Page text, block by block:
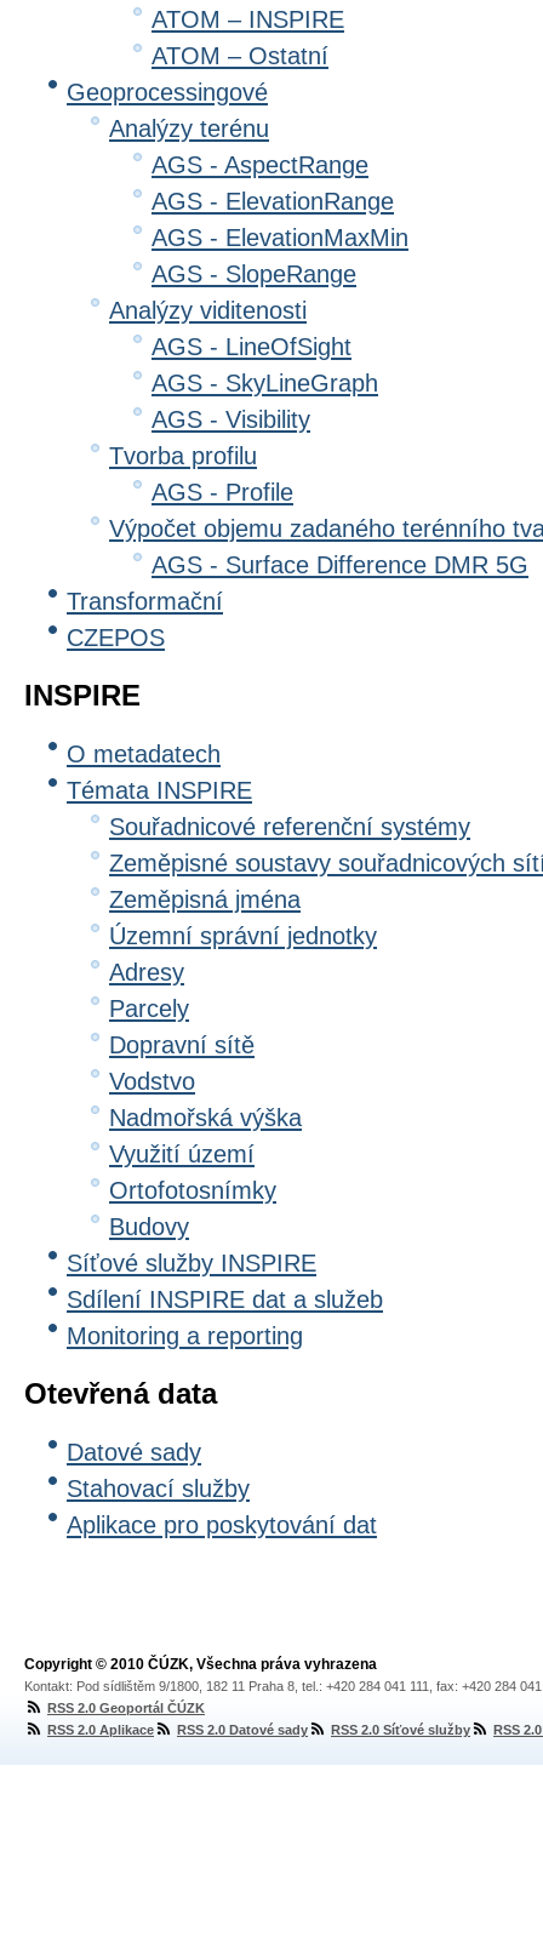
ATOM – INSPIRE
ATOM – Ostatní
Geoprocessingové
Analýzy terénu
AGS - AspectRange
AGS - ElevationRange
AGS - ElevationMaxMin
AGS - SlopeRange
Analýzy viditenosti
AGS - LineOfSight
AGS - SkyLineGraph
AGS - Visibility
Tvorba profilu
AGS - Profile
Výpočet objemu zadaného terénního
AGS - Surface Difference DMR 5G
Transformační
CZEPOS
INSPIRE
O metadatech
Témata INSPIRE
Souřadnicové referenční systémy
Zeměpisné soustavy souřadnicových
Zeměpisná jména
Územní správní jednotky
Adresy
Parcely
Dopravní sítě
Vodstvo
Nadmořská výška
Využití území
Ortofotosnímky
Budovy
Síťové služby INSPIRE
Sdílení INSPIRE dat a služeb
Monitoring a reporting
Otevřená data
Datové sady
Stahovací služby
Aplikace pro poskytování dat
Copyright © 2010 ČÚZK, Všechna práva vyhrazena
Kontakt: Pod sídlištěm 9/1800, 182 11 Praha 8, tel.: +420 284 041 111, fax: +420 284
RSS 2.0 Geoportál ČÚZK
RSS 2.0 Aplikace
RSS 2.0 Datové sady RSS 2.0 Síťové služby RSS